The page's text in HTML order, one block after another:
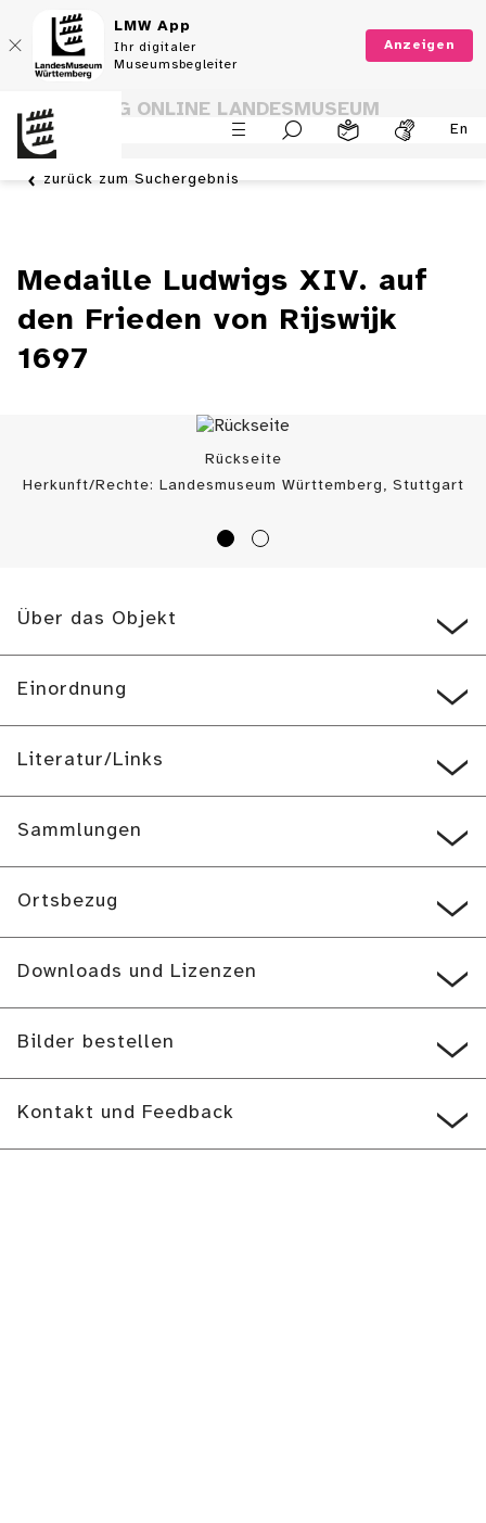
LMW App
Ihr digitaler
Museumsbegleiter
Anzeigen
En
SAMMLUNG ONLINE LANDESMUSEUM
WÜRTTEMBERG
zurück zum Suchergebnis
Medaille Ludwigs XIV. auf
den Frieden von Rijswijk
1697
Rückseite
Herkunft/Rechte: Landesmuseum Württemberg, Stuttgart
Über das Objekt
Einordnung
Literatur/Links
Sammlungen
Ortsbezug
Downloads und Lizenzen
Bilder bestellen
Kontakt und Feedback